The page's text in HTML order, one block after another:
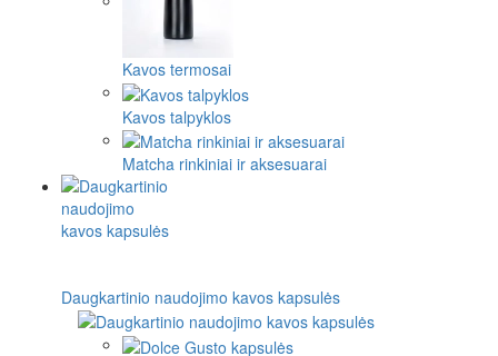
Kavos termosai
Kavos talpyklos
Matcha rinkiniai ir aksesuarai
Daugkartinio naudojimo kavos kapsulės